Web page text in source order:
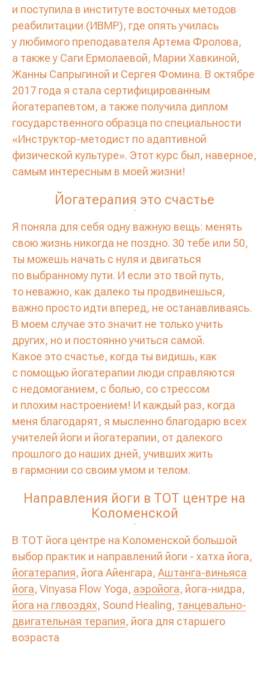
и поступила в институте восточных методов
реабилитации (ИВМР), где опять училась
у любимого преподавателя Артема Фролова,
а также у Саги Ермолаевой, Марии Хавкиной,
Жанны Сапрыгиной и Сергея Фомина. В октябре
2017 года я стала сертифицированным
йогатерапевтом, а также получила диплом
государственного образца по специальности
«Инструктор-методист по адаптивной
физической культуре». Этот курс был, наверное,
самым интересным в моей жизни!
Йогатерапия это счастье
.
Я поняла для себя одну важную вещь: менять
свою жизнь никогда не поздно. 30 тебе или 50,
ты можешь начать с нуля и двигаться
по выбранному пути. И если это твой путь,
то неважно, как далеко ты продвинешься,
важно просто идти вперед, не останавливаясь.
В моем случае это значит не только учить
других, но и постоянно учиться самой.
Какое это счастье, когда ты видишь, как
с помощью йогатерапии люди справляются
с недомоганием, с болью, со стрессом
и плохим настроением! И каждый раз, когда
меня благодарят, я мысленно благодарю всех
учителей йоги и йогатерапии, от далекого
прошлого до наших дней, учивших жить
в гармонии со своим умом и телом.
Направления йоги в ТОТ центре на
Коломенской
.
В ТОТ йога центре на Коломенской большой
выбор практик и направлений йоги - хатха йога,
йогатерапия, йога Айенгара, Аштанга-виньяса
йога, Vinyasa Flow Yoga, аэройога, йога-нидра,
йога на глвоздях, Sound Healing, танцевально-
двигательная терапия, йога для старшего
возраста